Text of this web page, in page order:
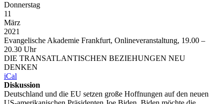
Donnerstag
11
März
2021
Evangelische Akademie Frankfurt, Onlineveranstaltung, 19.00 –
20.30 Uhr
DIE TRANSATLANTISCHEN BEZIEHUNGEN NEU
DENKEN
iCal
Diskussion
Deutschland und die EU setzen große Hoffnungen auf den neuen